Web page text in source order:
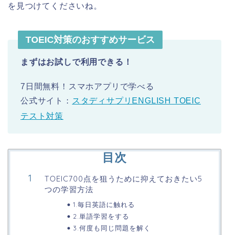
を見つけてくださいね。
TOEIC対策のおすすめサービス
まずはお試しで利用できる！
7日間無料！スマホアプリで学べる
公式サイト： スタディサプリENGLISH TOEIC
テスト対策
目次
TOEIC700点を狙うために抑えておきたい5
つの学習方法
1.毎日英語に触れる
2.単語学習をする
3.何度も同じ問題を解く